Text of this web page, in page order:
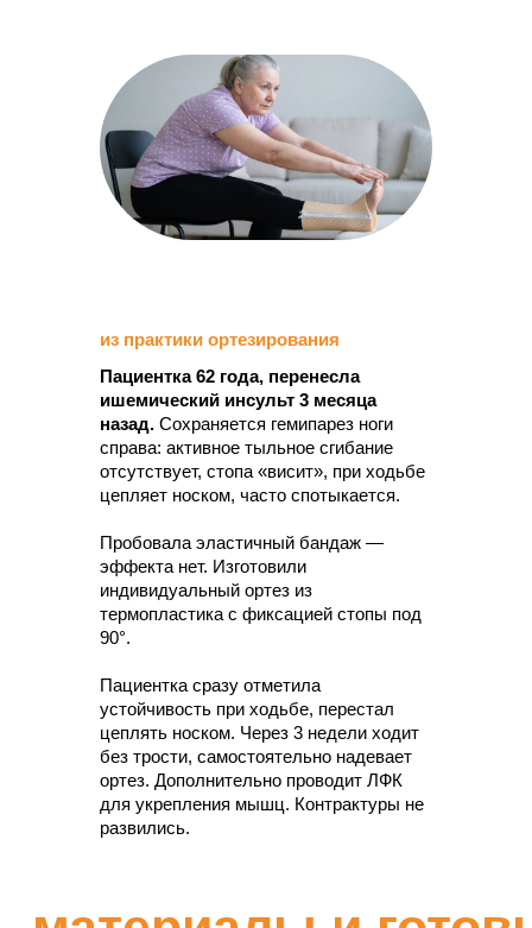
Пациентка 62 года, перенесла
ишемический инсульт 3 месяца
назад. Сохраняется гемипарез ноги
справа: активное тыльное сгибание
отсутствует, стопа «висит», при ходьбе
цепляет носком, часто спотыкается.
Пробовала эластичный бандаж —
эффекта нет. Изготовили
индивидуальный ортез из
термопластика с фиксацией стопы под
90°.
Пациентка сразу отметила
устойчивость при ходьбе, перестал
цеплять носком. Через 3 недели ходит
без трости, самостоятельно надевает
ортез. Дополнительно проводит ЛФК
для укрепления мышц. Контрактуры не
развились.
из практики ортезирования
Готовые
ортезы
Polyeasy
Универсальное решение для
повседневной практики.
Позволяют быстро подобрать ортез под
задачу и сразу приступить к работе.
Минимум времени на подбор и
предсказуемый результат.
Получить консультацию
дополнительных элементах
Молния плотно прилегает
к телу, а не идет волной
Вам понадобятся:большое плотное полотенце,
пинцет, ёмкость для воды (или термофен),
ножницы и при необходимости трубчатый бинт и
как работать
термопластиком